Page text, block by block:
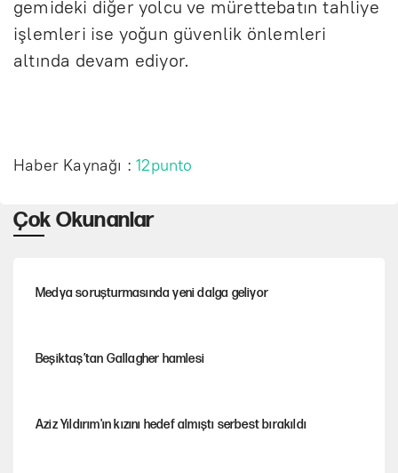
gemideki diğer yolcu ve mürettebatın tahliye
işlemleri ise yoğun güvenlik önlemleri
altında devam ediyor.
Haber Kaynağı :12punto
Çok Okunanlar
Medya soruşturmasında yeni dalga geliyor
Beşiktaş’tan Gallagher hamlesi
Aziz Yıldırım'ın kızını hedef almıştı serbest bırakıldı